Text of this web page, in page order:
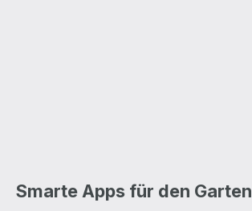
Smarte Apps für den Garten